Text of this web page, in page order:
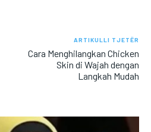
ARTIKULLI TJETËR
Cara Menghilangkan Chicken
Skin di Wajah dengan
Langkah Mudah